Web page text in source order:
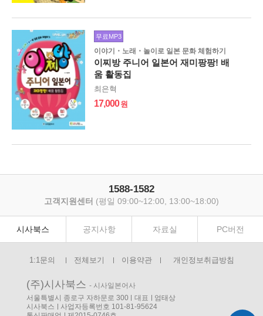
무료MP3
이야기・노래・놀이로 일본 문화 체험하기
이찌방 주니어 일본어 재미팡팡! 배
움 활동집
최은혁
17,000
1588-1582
고객지원센터 (평일 09:00~12:00, 13:00~18:00)
시사북스 공지사항 자료실 PC버전
1:1문의 전체보기 이용약관 개인정보취급방침
(주)시사북스 - 시사일본어사
서울특별시 종로구 자하문로 300
대표
엄태상
시사북스
사업자등록번호 101-81-95624